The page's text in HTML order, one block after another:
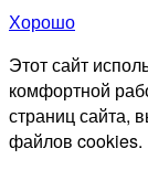
Хорошо
Этот сайт
комфортной
страниц сайта,
файлов cookies.